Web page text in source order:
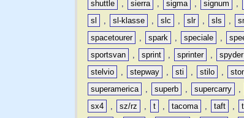
shuttle
, sierra , sigma , signum ,
sl
, sl-klasse , slc , slr , sls ,
spacetourer
, spark , speciale ,
sportsvan
, sprint , sprinter , spyder
stelvio
, stepway , sti , stilo ,
superamerica
, superb , supercarry ,
sx4
, sz/rz , t , tacoma , taft ,